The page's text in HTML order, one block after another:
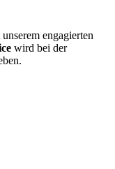
engagierten
wird bei der